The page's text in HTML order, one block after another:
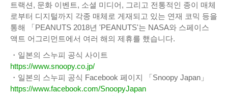
트랙션, 문화 이벤트, 소셜 미디어, 그리고 전통적인 종이 매체
로부터 디지털까지 각종 매체로 게재되고 있는 연재 코믹 등을
통해 「PEANUTS 2018년 'PEANUTS'는 NASA와 스페이스
액트 어그리먼트에서 여러 해의 제휴를 했습니다.
・일본의 스누피 공식 사이트
https://www.snoopy.co.jp/
・일본의 스누피 공식 Facebook 페이지 「Snoopy Japan」
https://www.facebook.com/SnoopyJapan